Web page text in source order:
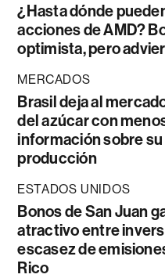
¿Hasta dónde
acciones de AMD?
optimista, pero
MERCADOS
Brasil deja al
del azúcar con
información sobre
producción
ESTADOS UNIDOS
Bonos de San Juan
atractivo entre
escasez de
Rico